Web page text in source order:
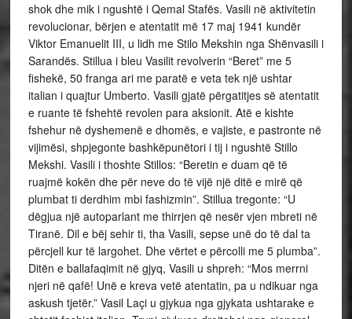
shok dhe mik i ngushtë i Qemal Stafës. Vasili në aktivitetin
revolucionar, bërjen e atentatit më 17 maj 1941 kundër
Viktor Emanuelit III, u lidh me Stilo Mekshin nga Shënvasili i
Sarandës. Stillua i bleu Vasilit revolverin “Beret” me 5
fishekë, 50 franga ari me paratë e veta tek një ushtar
italian i quajtur Umberto. Vasili gjatë përgatitjes së atentatit
e ruante të fshehtë revolen para aksionit. Atë e kishte
fshehur në dyshemenë e dhomës, e vajiste, e pastronte në
vijimësi, shpjegonte bashkëpunëtori i tij i ngushtë Stillo
Mekshi. Vasili i thoshte Stillos: “Beretin e duam që të
ruajmë kokën dhe për neve do të vijë një ditë e mirë që
plumbat ti derdhim mbi fashizmin”. Stillua tregonte: “U
dëgjua një autoparlant me thirrjen që nesër vjen mbreti në
Tiranë. Dil e bëj sehir ti, tha Vasili, sepse unë do të dal ta
përcjell kur të largohet. Dhe vërtet e përcolli me 5 plumba”.
Ditën e ballafaqimit në gjyq, Vasili u shpreh: “Mos merrni
njeri në qafë! Unë e kreva vetë atentatin, pa u ndikuar nga
askush tjetër.” Vasil Laçi u gjykua nga gjykata ushtarake e